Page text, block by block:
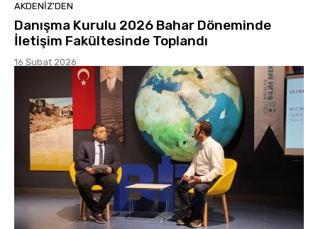
AKDENIZ'DEN
Danışma Kurulu 2026 Bahar Döneminde
İletişim Fakültesinde Toplandı
16 Şubat 2026